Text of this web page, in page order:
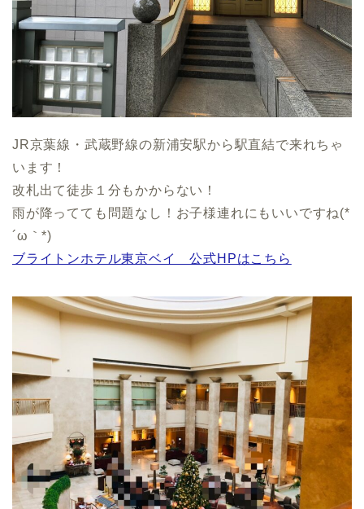
JR京葉線・武蔵野線の新浦安駅から駅直結で来れちゃ
います！
改札出て徒歩１分もかからない！
雨が降ってても問題なし！お子様連れにもいいですね(*
´ω｀*)
ブライトンホテル東京ベイ 公式HPはこちら